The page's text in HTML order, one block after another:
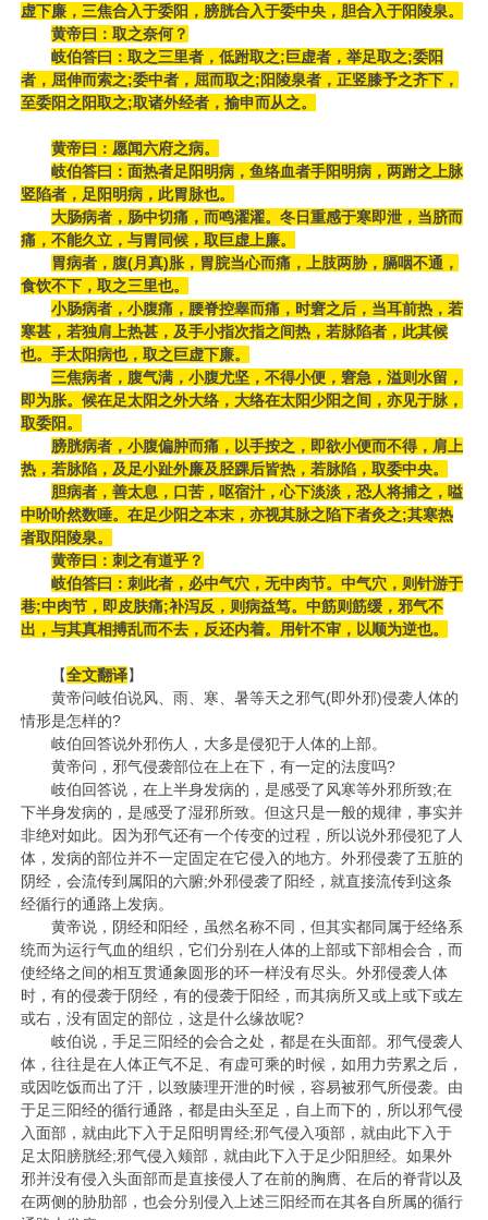
虚下廉，三焦合入于委阳，膀胱合入于委中央，胆合入于阳陵泉。
黄帝曰：取之奈何？
岐伯答曰：取之三里者，低跗取之;巨虚者，举足取之;委阳
者，屈伸而索之;委中者，屈而取之;阳陵泉者，正竖膝予之齐下，
至委阳之阳取之;取诸外经者，揄申而从之。
黄帝曰：愿闻六府之病。
岐伯答曰：面热者足阳明病，鱼络血者手阳明病，两跗之上脉
竖陷者，足阳明病，此胃脉也。
大肠病者，肠中切痛，而鸣濯濯。冬日重感于寒即泄，当脐而
痛，不能久立，与胃同候，取巨虚上廉。
胃病者，腹(月真)胀，胃脘当心而痛，上肢两胁，膈咽不通，
食饮不下，取之三里也。
小肠病者，小腹痛，腰脊控睾而痛，时窘之后，当耳前热，若
寒甚，若独肩上热甚，及手小指次指之间热，若脉陷者，此其候
也。手太阳病也，取之巨虚下廉。
三焦病者，腹气满，小腹尤坚，不得小便，窘急，溢则水留，
即为胀。候在足太阳之外大络，大络在太阳少阳之间，亦见于脉，
取委阳。
膀胱病者，小腹偏肿而痛，以手按之，即欲小便而不得，肩上
热，若脉陷，及足小趾外廉及胫踝后皆热，若脉陷，取委中央。
胆病者，善太息，口苦，呕宿汁，心下淡淡，恐人将捕之，嗌
中吤吤然数唾。在足少阳之本末，亦视其脉之陷下者灸之;其寒热
者取阳陵泉。
黄帝曰：刺之有道乎？
岐伯答曰：刺此者，必中气穴，无中肉节。中气穴，则针游于
巷;中肉节，即皮肤痛;补泻反，则病益笃。中筋则筋缓，邪气不
出，与其真相搏乱而不去，反还内着。用针不审，以顺为逆也。
【全文翻译】
黄帝问岐伯说风、雨、寒、暑等天之邪气(即外邪)侵袭人体的
情形是怎样的?
岐伯回答说外邪伤人，大多是侵犯于人体的上部。
黄帝问，邪气侵袭部位在上在下，有一定的法度吗?
岐伯回答说，在上半身发病的，是感受了风寒等外邪所致;在
下半身发病的，是感受了湿邪所致。但这只是一般的规律，事实并
非绝对如此。因为邪气还有一个传变的过程，所以说外邪侵犯了人
体，发病的部位并不一定固定在它侵入的地方。外邪侵袭了五脏的
阴经，会流传到属阳的六腑;外邪侵袭了阳经，就直接流传到这条
经循行的通路上发病。
黄帝说，阴经和阳经，虽然名称不同，但其实都同属于经络系
统而为运行气血的组织，它们分别在人体的上部或下部相会合，而
使经络之间的相互贯通象圆形的环一样没有尽头。外邪侵袭人体
时，有的侵袭于阴经，有的侵袭于阳经，而其病所又或上或下或左
或右，没有固定的部位，这是什么缘故呢?
岐伯说，手足三阳经的会合之处，都是在头面部。邪气侵袭人
体，往往是在人体正气不足、有虚可乘的时候，如用力劳累之后，
或因吃饭而出了汗，以致腠理开泄的时候，容易被邪气所侵袭。由
于足三阳经的循行通路，都是由头至足，自上而下的，所以邪气侵
入面部，就由此下入于足阳明胃经;邪气侵入项部，就由此下入于
足太阳膀胱经;邪气侵入颊部，就由此下入于足少阳胆经。如果外
邪并没有侵入头面部而是直接侵人了在前的胸膺、在后的脊背以及
在两侧的胁肋部，也会分别侵入上述三阳经而在其各自所属的循行